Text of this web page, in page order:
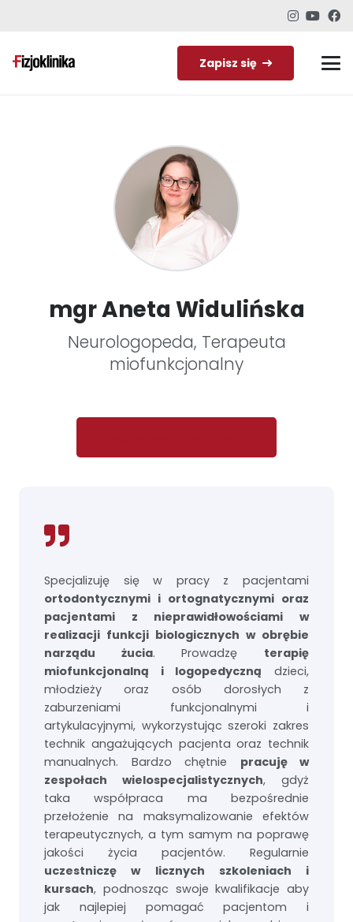
Zapisz się
mgr Aneta Widulińska
Neurologopeda, Terapeuta
miofunkcjonalny
Specjalizuję się w pracy z pacjentami
ortodontycznymi i ortognatycznymi oraz
pacjentami z nieprawidłowościami w
realizacji funkcji biologicznych w obrębie
narządu żucia. Prowadzę terapię
miofunkcjonalną i logopedyczną dzieci,
młodzieży oraz osób dorosłych z
zaburzeniami funkcjonalnymi i
artykulacyjnymi, wykorzystując szeroki zakres
technik angażujących pacjenta oraz technik
manualnych. Bardzo chętnie pracuję w
zespołach wielospecjalistycznych, gdyż
taka współpraca ma bezpośrednie
przełożenie na maksymalizowanie efektów
terapeutycznych, a tym samym na poprawę
jakości życia pacjentów. Regularnie
uczestniczę w licznych szkoleniach i
kursach, podnosząc swoje kwalifikacje aby
jak najlepiej pomagać pacjentom i